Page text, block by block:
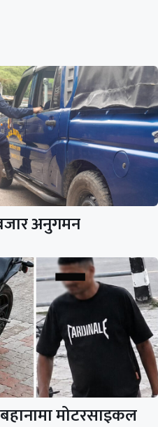
अनुगमन
बहानामा मोटरसाइकल